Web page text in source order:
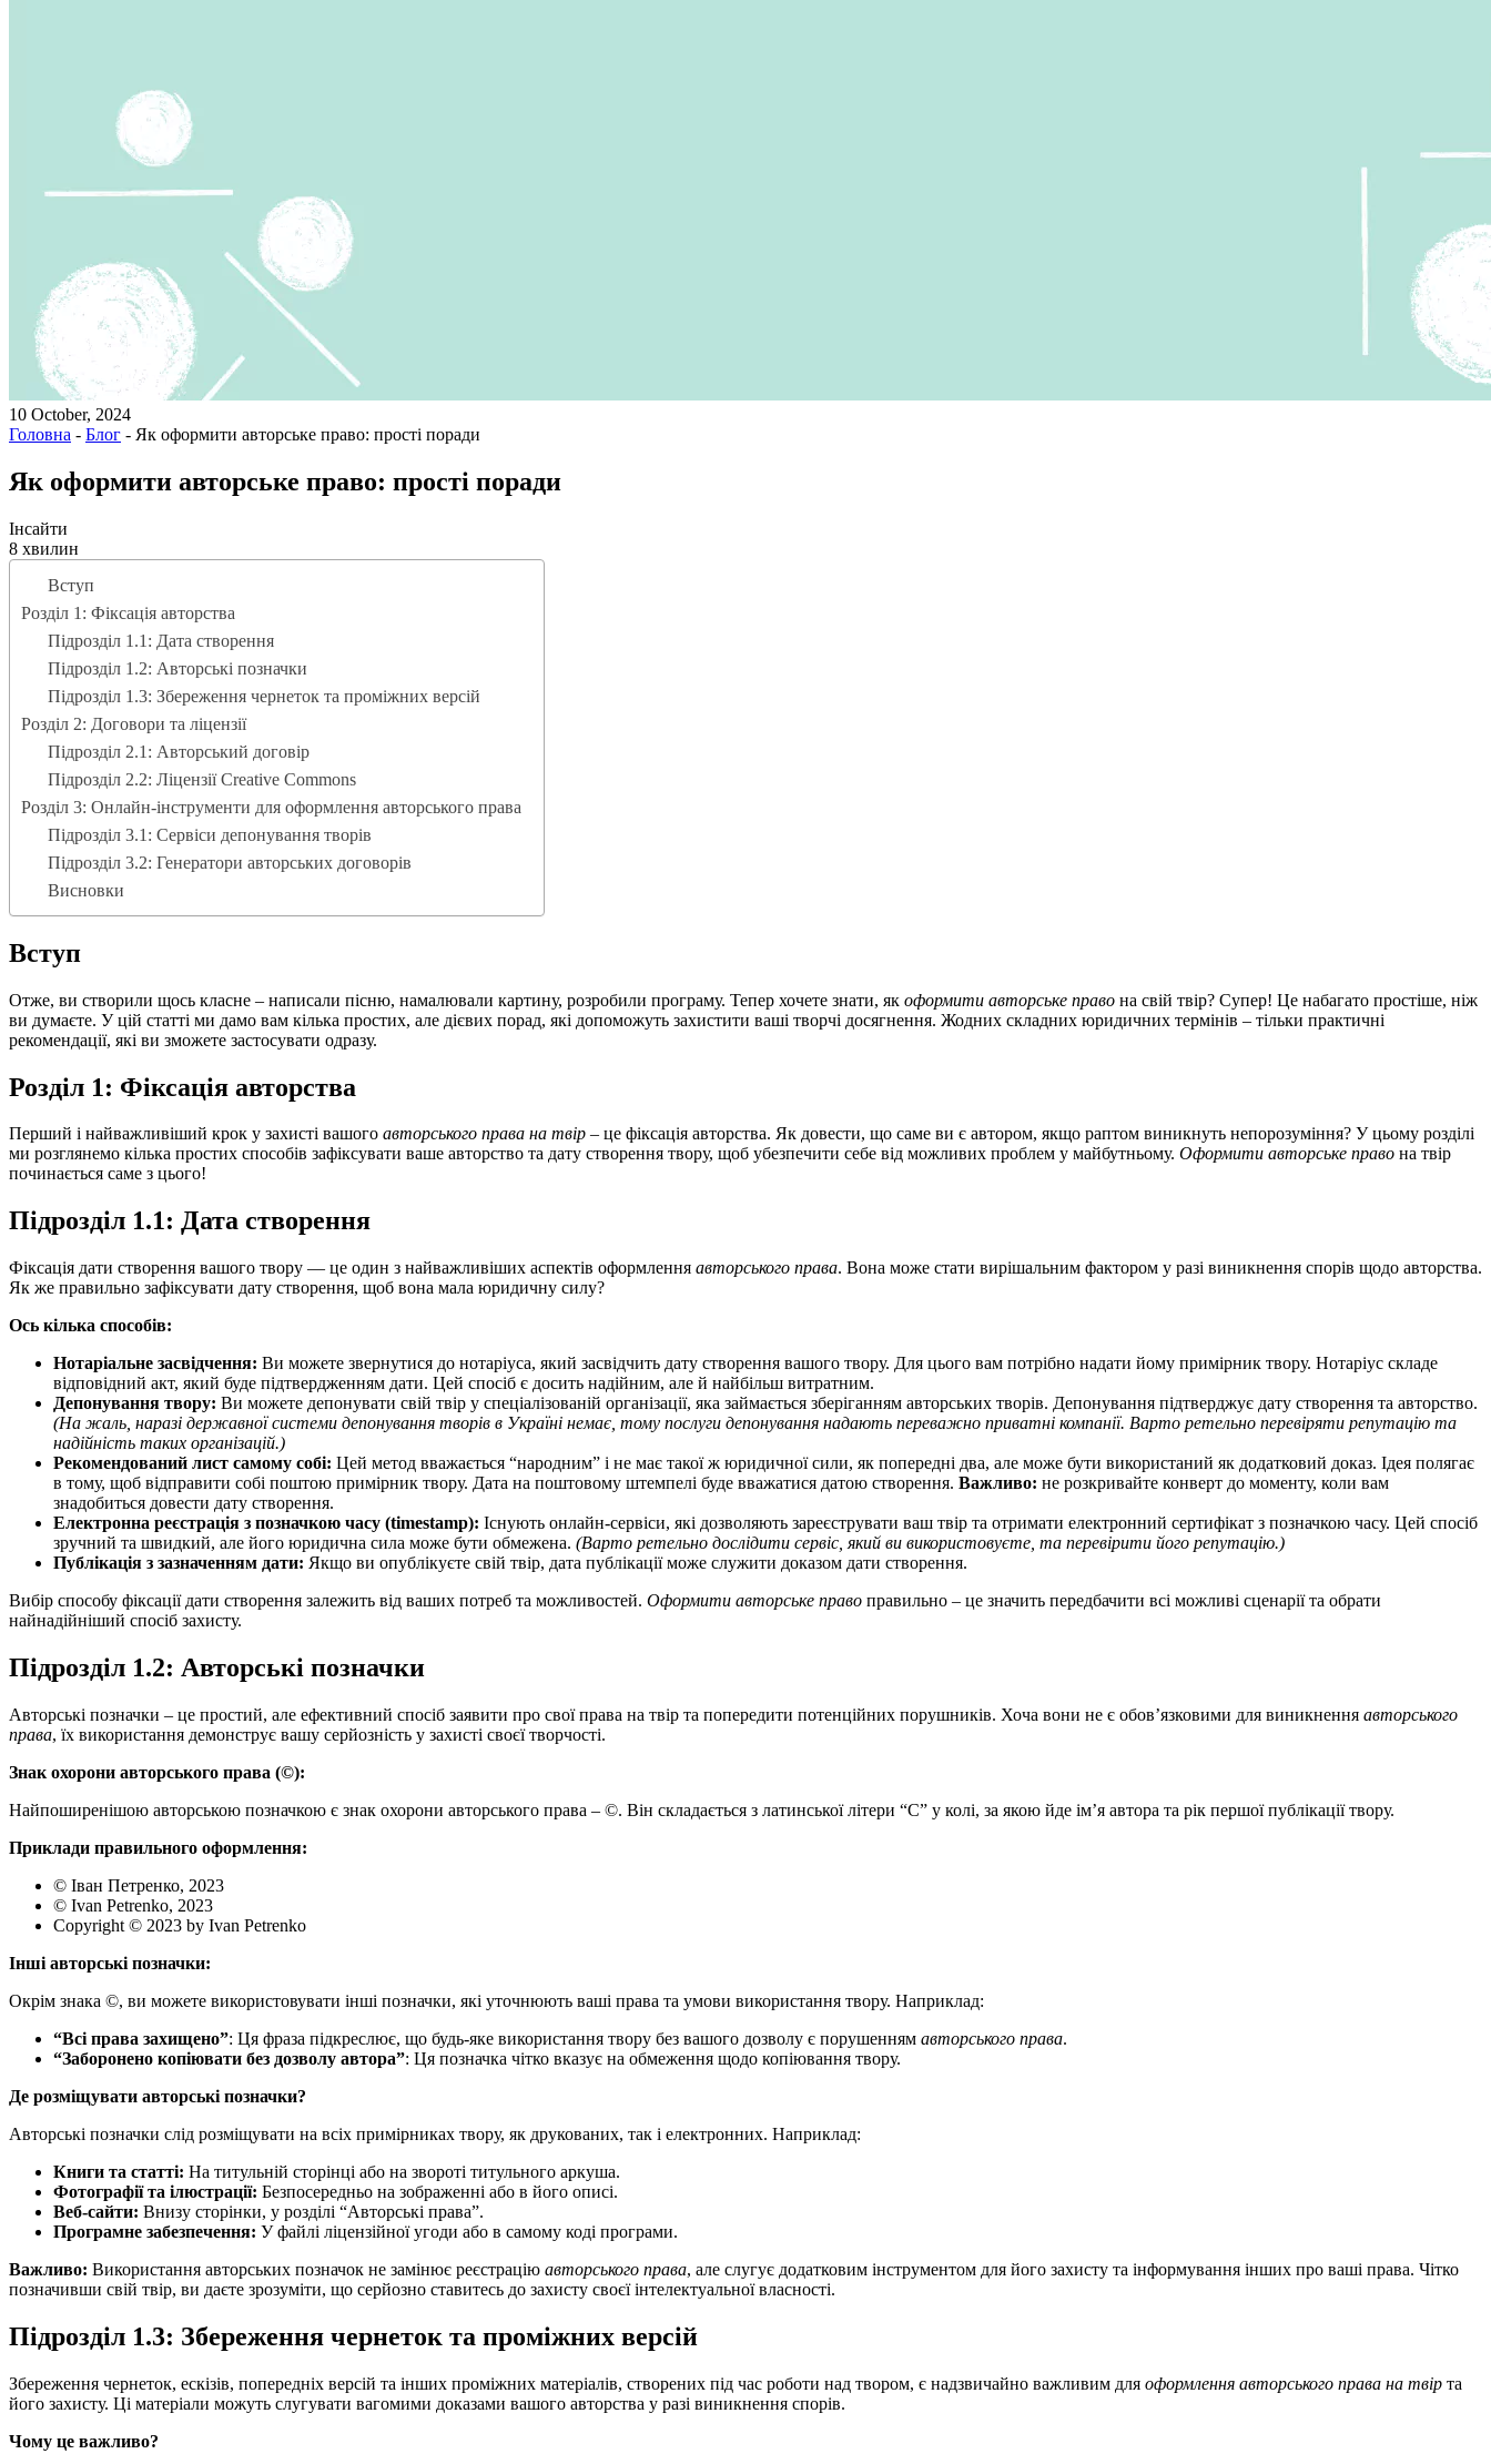
10 October, 2024
Головна - Блог - Як оформити авторське право: прості поради
Як оформити авторське право: прості поради
Інсайти
8 хвилин
Вступ
Розділ 1: Фіксація авторства
Підрозділ 1.1: Дата створення
Підрозділ 1.2: Авторські позначки
Підрозділ 1.3: Збереження чернеток та проміжних версій
Розділ 2: Договори та ліцензії
Підрозділ 2.1: Авторський договір
Підрозділ 2.2: Ліцензії Creative Commons
Розділ 3: Онлайн-інструменти для оформлення авторського права
Підрозділ 3.1: Сервіси депонування творів
Підрозділ 3.2: Генератори авторських договорів
Висновки
Вступ
Отже, ви створили щось класне – написали пісню, намалювали картину, розробили програму. Тепер хочете знати, як оформити авторське право на свій твір? Супер! Це набагато простіше, ніж
ви думаєте. У цій статті ми дамо вам кілька простих, але дієвих порад, які допоможуть захистити ваші творчі досягнення. Жодних складних юридичних термінів – тільки практичні
рекомендації, які ви зможете застосувати одразу.
Розділ 1: Фіксація авторства
Перший і найважливіший крок у захисті вашого авторського права на твір – це фіксація авторства. Як довести, що саме ви є автором, якщо раптом виникнуть непорозуміння? У цьому розділі
ми розглянемо кілька простих способів зафіксувати ваше авторство та дату створення твору, щоб убезпечити себе від можливих проблем у майбутньому. Оформити авторське право на твір
починається саме з цього!
Підрозділ 1.1: Дата створення
Фіксація дати створення вашого твору — це один з найважливіших аспектів оформлення авторського права. Вона може стати вирішальним фактором у разі виникнення спорів щодо авторства.
Як же правильно зафіксувати дату створення, щоб вона мала юридичну силу?
Ось кілька способів:
Нотаріальне засвідчення: Ви можете звернутися до нотаріуса, який засвідчить дату створення вашого твору. Для цього вам потрібно надати йому примірник твору. Нотаріус складе
відповідний акт, який буде підтвердженням дати. Цей спосіб є досить надійним, але й найбільш витратним.
Депонування твору: Ви можете депонувати свій твір у спеціалізованій організації, яка займається зберіганням авторських творів. Депонування підтверджує дату створення та авторство.
(На жаль, наразі державної системи депонування творів в Україні немає, тому послуги депонування надають переважно приватні компанії. Варто ретельно перевіряти репутацію та
надійність таких організацій.)
Рекомендований лист самому собі: Цей метод вважається “народним” і не має такої ж юридичної сили, як попередні два, але може бути використаний як додатковий доказ. Ідея полягає
в тому, щоб відправити собі поштою примірник твору. Дата на поштовому штемпелі буде вважатися датою створення. Важливо: не розкривайте конверт до моменту, коли вам
знадобиться довести дату створення.
Електронна реєстрація з позначкою часу (timestamp): Існують онлайн-сервіси, які дозволяють зареєструвати ваш твір та отримати електронний сертифікат з позначкою часу. Цей спосіб
зручний та швидкий, але його юридична сила може бути обмежена. (Варто ретельно дослідити сервіс, який ви використовуєте, та перевірити його репутацію.)
Публікація з зазначенням дати: Якщо ви опублікуєте свій твір, дата публікації може служити доказом дати створення.
Вибір способу фіксації дати створення залежить від ваших потреб та можливостей. Оформити авторське право правильно – це значить передбачити всі можливі сценарії та обрати
найнадійніший спосіб захисту.
Підрозділ 1.2: Авторські позначки
Авторські позначки – це простий, але ефективний спосіб заявити про свої права на твір та попередити потенційних порушників. Хоча вони не є обов’язковими для виникнення авторського
права, їх використання демонструє вашу серйозність у захисті своєї творчості.
Знак охорони авторського права (©):
Найпоширенішою авторською позначкою є знак охорони авторського права – ©. Він складається з латинської літери “C” у колі, за якою йде ім’я автора та рік першої публікації твору.
Приклади правильного оформлення:
© Іван Петренко, 2023
© Ivan Petrenko, 2023
Copyright © 2023 by Ivan Petrenko
Інші авторські позначки:
Окрім знака ©, ви можете використовувати інші позначки, які уточнюють ваші права та умови використання твору. Наприклад:
“Всі права захищено”: Ця фраза підкреслює, що будь-яке використання твору без вашого дозволу є порушенням авторського права.
“Заборонено копіювати без дозволу автора”: Ця позначка чітко вказує на обмеження щодо копіювання твору.
Де розміщувати авторські позначки?
Авторські позначки слід розміщувати на всіх примірниках твору, як друкованих, так і електронних. Наприклад:
Книги та статті: На титульній сторінці або на звороті титульного аркуша.
Фотографії та ілюстрації: Безпосередньо на зображенні або в його описі.
Веб-сайти: Внизу сторінки, у розділі “Авторські права”.
Програмне забезпечення: У файлі ліцензійної угоди або в самому коді програми.
Важливо: Використання авторських позначок не замінює реєстрацію авторського права, але слугує додатковим інструментом для його захисту та інформування інших про ваші права. Чітко
позначивши свій твір, ви даєте зрозуміти, що серйозно ставитесь до захисту своєї інтелектуальної власності.
Підрозділ 1.3: Збереження чернеток та проміжних версій
Збереження чернеток, ескізів, попередніх версій та інших проміжних матеріалів, створених під час роботи над твором, є надзвичайно важливим для оформлення авторського права на твір та
його захисту. Ці матеріали можуть слугувати вагомими доказами вашого авторства у разі виникнення спорів.
Чому це важливо?